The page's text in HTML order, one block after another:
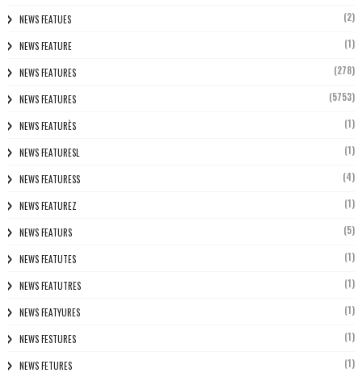
NEWS FEATUES (2)
NEWS FEATURE (1)
NEWS FEATURES (278)
NEWS FEATURES (5753)
NEWS FEATURÈS (1)
NEWS FEATURESL (1)
NEWS FEATURESS (4)
NEWS FEATUREZ (1)
NEWS FEATURS (5)
NEWS FEATUTES (1)
NEWS FEATUTRES (1)
NEWS FEATYURES (1)
NEWS FESTURES (1)
NEWS FETURES (1)